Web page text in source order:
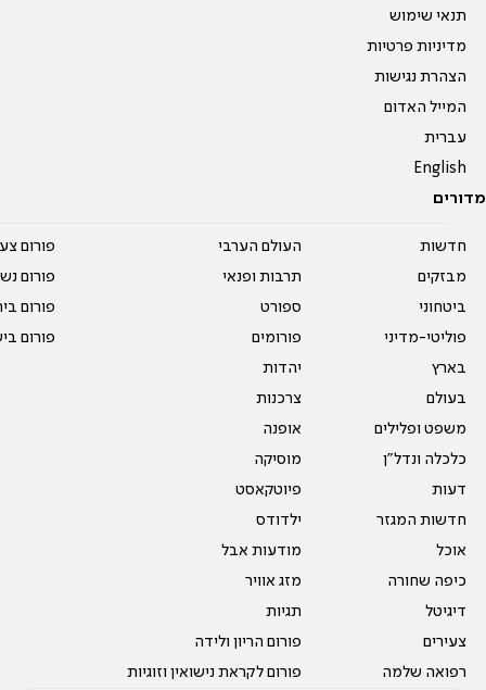
תנאי שימוש
מדיניות פרטיות
הצהרת נגישות
המייל האדום
עברית
English
מדורים
חדשות
מבזקים
ביטחוני
פוליטי-מדיני
בארץ
בעולם
משפט ופלילים
כלכלה ונדל"ן
דעות
חדשות המגזר
אוכל
כיפה שחורה
דיגיטל
צעירים
רפואה שלמה
העולם הערבי
תרבות ופנאי
ספורט
פורומים
יהדות
צרכנות
אופנה
מוסיקה
פיוטקאסט
ילדודס
מודעות אבל
מזג אוויר
תגיות
פורום הריון ולידה
פורום לקראת נישואין וזוגיות
פורום
פורום
פורום
פורום